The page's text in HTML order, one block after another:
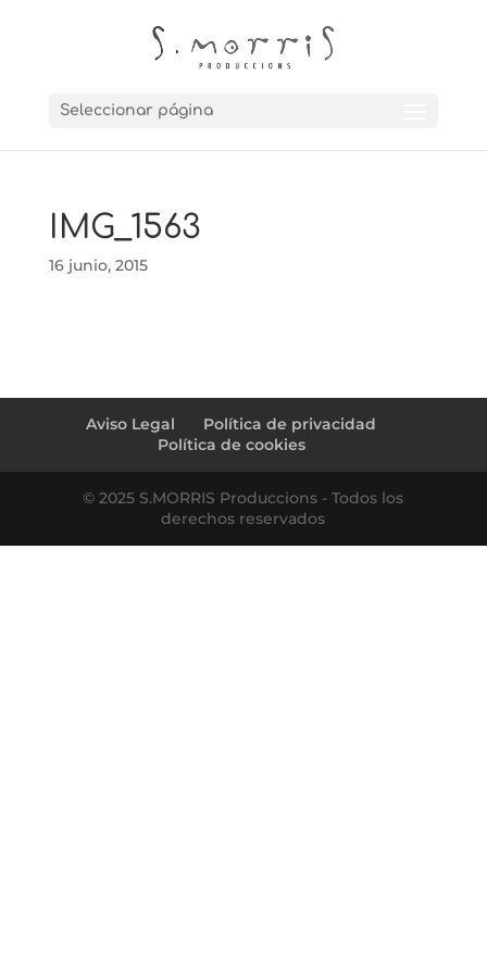
Seleccionar página
IMG_1563
16 junio, 2015
Aviso Legal
Política de privacidad
Política de cookies
© 2025 S.MORRIS Produccions - Todos los
derechos reservados